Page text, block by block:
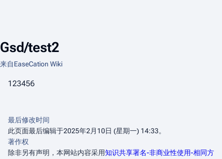
Gsd/test2
来自EaseCation Wiki
123456
最后修改时间
此页面最后编辑于2025年2月10日 (星期一) 14:33。
著作权
除非另有声明，本网站内容采用知识共享署名-非商业性使用-相同方